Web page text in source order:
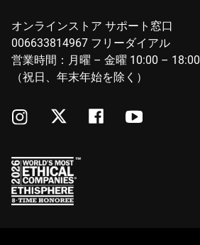
オンラインストア サポート窓口
006633814967 フリーダイアル
営業時間：月曜 – 金曜 10:00 – 18:00
（祝日、年末年始を除く）